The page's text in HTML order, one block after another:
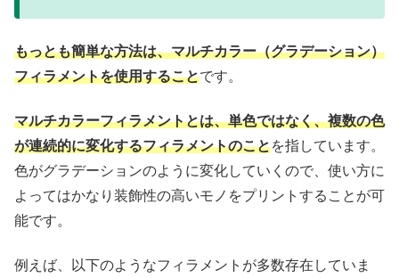
もっとも簡単な方法は、マルチカラー（グラデーション）
フィラメントを使用することです。
マルチカラーフィラメントとは、単色ではなく、複数の色
が連続的に変化するフィラメントのことを指しています。
色がグラデーションのように変化していくので、使い方に
よってはかなり装飾性の高いモノをプリントすることが可
能です。
例えば、以下のようなフィラメントが多数存在していま